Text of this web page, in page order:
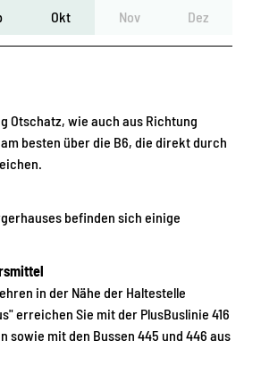
Okt Nov Dez
Otschatz, wie auch aus Richtung
besten über die B6, die direkt durch
befinden sich einige
in der Nähe der Haltestelle
erreichen Sie mit der PlusBuslinie 416
sowie mit den Bussen 445 und 446 aus